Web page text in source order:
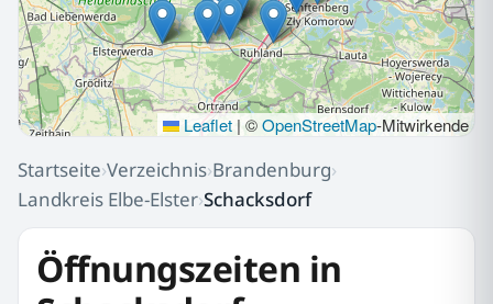
Leaflet | ©OpenStreetMap-Mitwirkende
Startseite›Verzeichnis›Brandenburg›
Landkreis Elbe-Elster›Schacksdorf
Öffnungszeiten in